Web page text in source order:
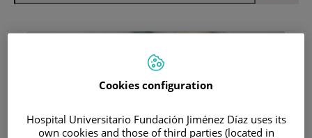
Pacientes y visitantes
Cookies configuration
Hospital Universitario Fundación Jiménez Díaz uses its
own cookies and those of third parties (located in